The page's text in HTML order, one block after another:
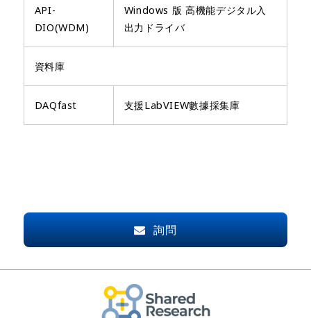
API-
DIO(WDM)
Windows 版 高機能デジタル入
出力ドライバ
資料庫
DAQfast 支援LabVIEW數據採集庫
詢問